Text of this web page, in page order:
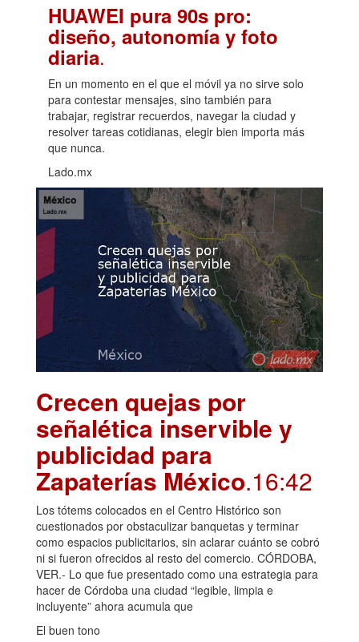
HUAWEI pura 90s pro:
diseño, autonomía y foto
diaria.
En un momento en el que el móvil ya no sirve solo
para contestar mensajes, sino también para
trabajar, registrar recuerdos, navegar la ciudad y
resolver tareas cotidianas, elegir bien importa más
que nunca.
Lado.mx
Crecen quejas por
señalética inservible y
publicidad para
Zapaterías México.16:42
Los tótems colocados en el Centro Histórico son
cuestionados por obstaculizar banquetas y terminar
como espacios publicitarios, sin aclarar cuánto se cobró
ni si fueron ofrecidos al resto del comercio. CÓRDOBA,
VER.- Lo que fue presentado como una estrategia para
hacer de Córdoba una ciudad “legible, limpia e
incluyente” ahora acumula que
El buen tono